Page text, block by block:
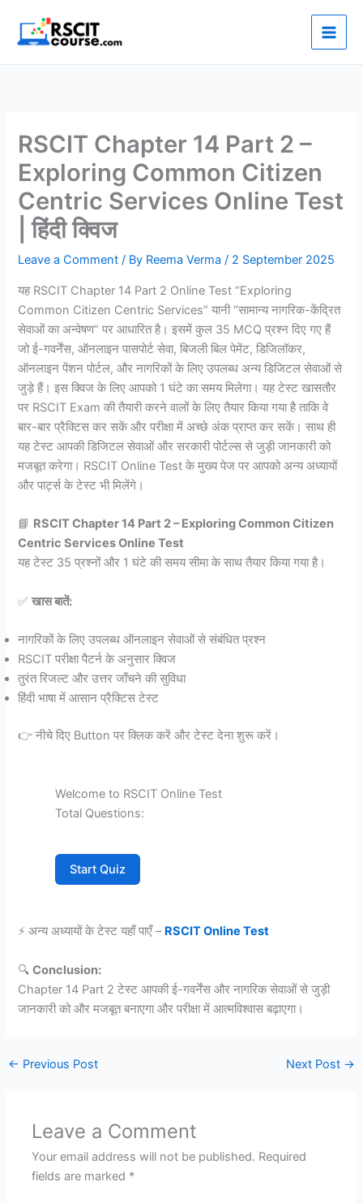
content
RSCIT Chapter 14 Part 2 –
Exploring Common Citizen
Centric Services Online Test
| हिंदी क्विज
Leave a Comment / By Reema Verma/ 2 September 2025
यह RSCIT Chapter 14 Part 2 Online Test “Exploring
Common Citizen Centric Services” यानी “सामान्य नागरिक-केंद्रित
सेवाओं का अन्वेषण” पर आधारित है। इसमें कुल 35 MCQ प्रश्न दिए गए हैं
जो ई-गवर्नेंस, ऑनलाइन पासपोर्ट सेवा, बिजली बिल पेमेंट, डिजिलॉकर,
ऑनलाइन पेंशन पोर्टल, और नागरिकों के लिए उपलब्ध अन्य डिजिटल सेवाओं से
जुड़े हैं। इस क्विज के लिए आपको 1 घंटे का समय मिलेगा। यह टेस्ट खासतौर
पर RSCIT Exam की तैयारी करने वालों के लिए तैयार किया गया है ताकि वे
बार-बार प्रैक्टिस कर सकें और परीक्षा में अच्छे अंक प्राप्त कर सकें। साथ ही
यह टेस्ट आपकी डिजिटल सेवाओं और सरकारी पोर्टल्स से जुड़ी जानकारी को
मजबूत करेगा। RSCIT Online Test के मुख्य पेज पर आपको अन्य अध्यायों
और पार्ट्स के टेस्ट भी मिलेंगे।
📘 RSCIT Chapter 14 Part 2 – Exploring Common Citizen
Centric Services Online Test
यह टेस्ट 35 प्रश्नों और 1 घंटे की समय सीमा के साथ तैयार किया गया है।
✅खास बातें:
नागरिकों के लिए उपलब्ध ऑनलाइन सेवाओं से संबंधित प्रश्न
RSCIT परीक्षा पैटर्न के अनुसार क्विज
तुरंत रिजल्ट और उत्तर जाँचने की सुविधा
हिंदी भाषा में आसान प्रैक्टिस टेस्ट
👉 नीचे दिए Button पर क्लिक करें और टेस्ट देना शुरू करें।
Welcome to RSCIT Online Test
Total Questions:
Start Quiz
⚡ अन्य अध्यायों के टेस्ट यहाँ पाएँ – RSCIT Online Test
🔍Conclusion:
Chapter 14 Part 2 टेस्ट आपकी ई-गवर्नेंस और नागरिक सेवाओं से जुड़ी
जानकारी को और मजबूत बनाएगा और परीक्षा में आत्मविश्वास बढ़ाएगा।
← Previous Post Next Post →
Leave a Comment
Your email address will not be published. Required
fields are marked *